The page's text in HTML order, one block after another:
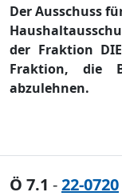
Der Ausschuss fü
der Fraktion
Fraktion, die
abzulehnen.
Ö 7.1 -22-0720